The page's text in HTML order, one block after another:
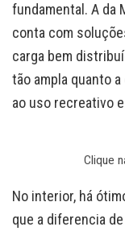
fundamental. A da
conta com
carga bem
tão ampla quanto
ao uso recreativo
Clique
No interior, há
que a diferencia